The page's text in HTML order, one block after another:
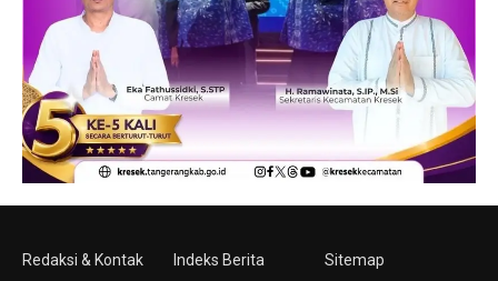
Redaksi & Kontak
Indeks Berita
Sitemap